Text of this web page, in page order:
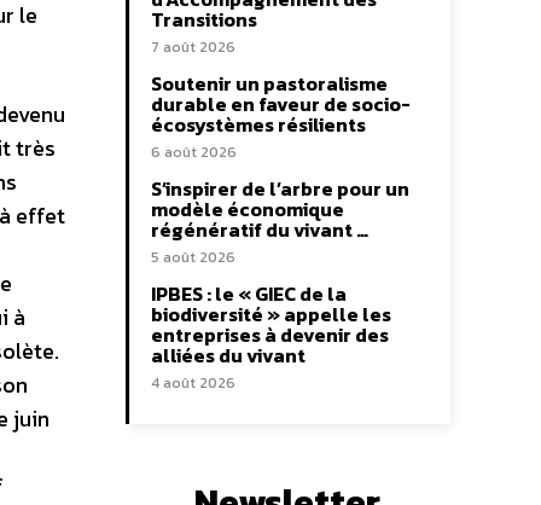
le
très
effet
à
juin
Transitions
7 août 2026
Soutenir un pastoralisme
durable en faveur de socio-
écosystèmes résilients
6 août 2026
S’inspirer de l’arbre pour un
modèle économique
régénératif du vivant …
5 août 2026
IPBES : le « GIEC de la
biodiversité » appelle les
entreprises à devenir des
alliées du vivant
4 août 2026